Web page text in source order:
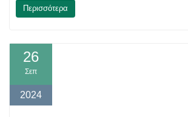
Περισσότερα
26
Σεπ
2024